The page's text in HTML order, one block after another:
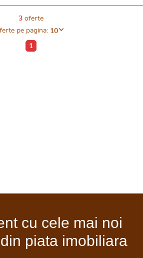
3 oferte
pe pagina: 10
1
cu cele mai noi
piata imobiliara